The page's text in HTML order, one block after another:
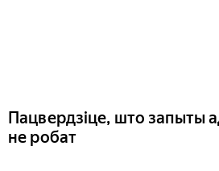
Пацвердзіце, што запыты
не робат